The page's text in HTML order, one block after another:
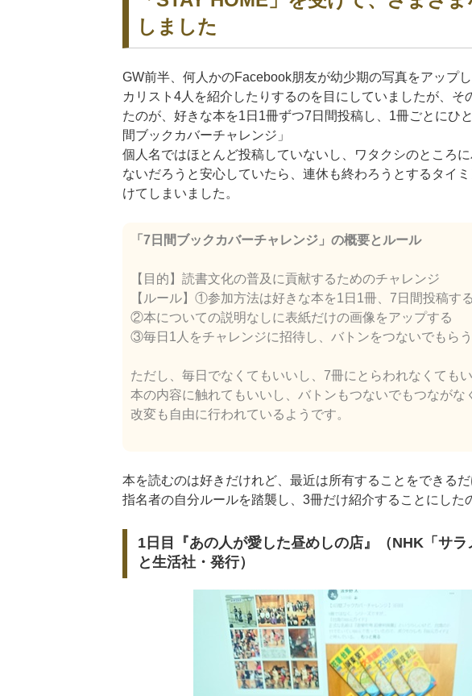
しました
GW前半、何人かのFacebook朋友が幼少期の写真をアップ
カリスト4人を紹介したりするのを目にしていましたが、そ
たのが、好きな本を1日1冊ずつ7日間投稿し、1冊ごとにひ
間ブックカバーチャレンジ」
個人名ではほとんど投稿していないし、ワタクシのところ
ないだろうと安心していたら、連休も終わろうとするタイ
けてしまいました。
「7日間ブックカバーチャレンジ」の概要とルール
【目的】読書文化の普及に貢献するためのチャレンジ
【ルール】①参加方法は好きな本を1日1冊、7日間投稿する
②本についての説明なしに表紙だけの画像をアップする
③毎日1人をチャレンジに招待し、バトンをつないでもらう
ただし、毎日でなくてもいいし、7冊にとらわれなくてもい
本の内容に触れてもいいし、バトンもつないでもつながな
改変も自由に行われているようです。
本を読むのは好きだけれど、最近は所有することをできるだ
指名者の自分ルールを踏襲し、3冊だけ紹介することにした
1日目『あの人が愛した昼めしの店』（NHK「サ
と生活社・発行）